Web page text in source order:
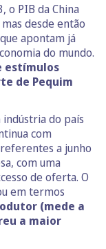
PIB da China
desde então
apontam já
do mundo.
estímulos
de Pequim
do país
com
a junho
com uma
de oferta. O
em termos
(mede a
a maior